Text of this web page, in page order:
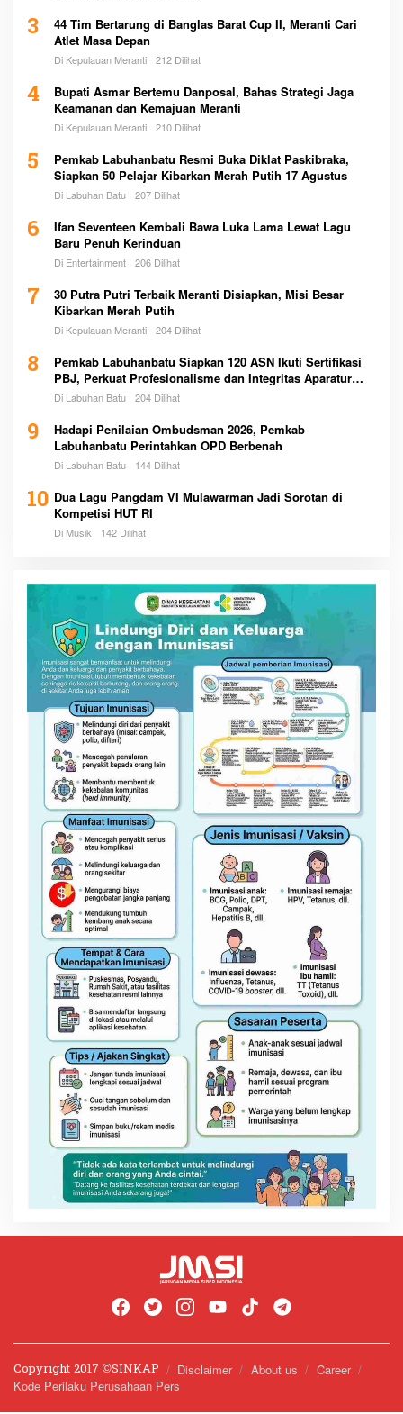
3
44 Tim Bertarung di Banglas Barat Cup II, Meranti Cari
Atlet Masa Depan
Di Kepulauan Meranti 212 Dilihat
4
Bupati Asmar Bertemu Danposal, Bahas Strategi Jaga
Keamanan dan Kemajuan Meranti
Di Kepulauan Meranti 210 Dilihat
5
Pemkab Labuhanbatu Resmi Buka Diklat Paskibraka,
Siapkan 50 Pelajar Kibarkan Merah Putih 17 Agustus
Di Labuhan Batu 207 Dilihat
6
Ifan Seventeen Kembali Bawa Luka Lama Lewat Lagu
Baru Penuh Kerinduan
Di Entertainment 206 Dilihat
7
30 Putra Putri Terbaik Meranti Disiapkan, Misi Besar
Kibarkan Merah Putih
Di Kepulauan Meranti 204 Dilihat
8
Pemkab Labuhanbatu Siapkan 120 ASN Ikuti Sertifikasi
PBJ, Perkuat Profesionalisme dan Integritas Aparatur
Pemerintah
Di Labuhan Batu 204 Dilihat
9
Hadapi Penilaian Ombudsman 2026, Pemkab
Labuhanbatu Perintahkan OPD Berbenah
Di Labuhan Batu 144 Dilihat
10 Dua Lagu Pangdam VI Mulawarman Jadi Sorotan di
Kompetisi HUT RI
Di Musik 142 Dilihat
Copyright 2017 ©️SINKAP Disclaimer About us
Career
Kode Perilaku Perusahaan Pers